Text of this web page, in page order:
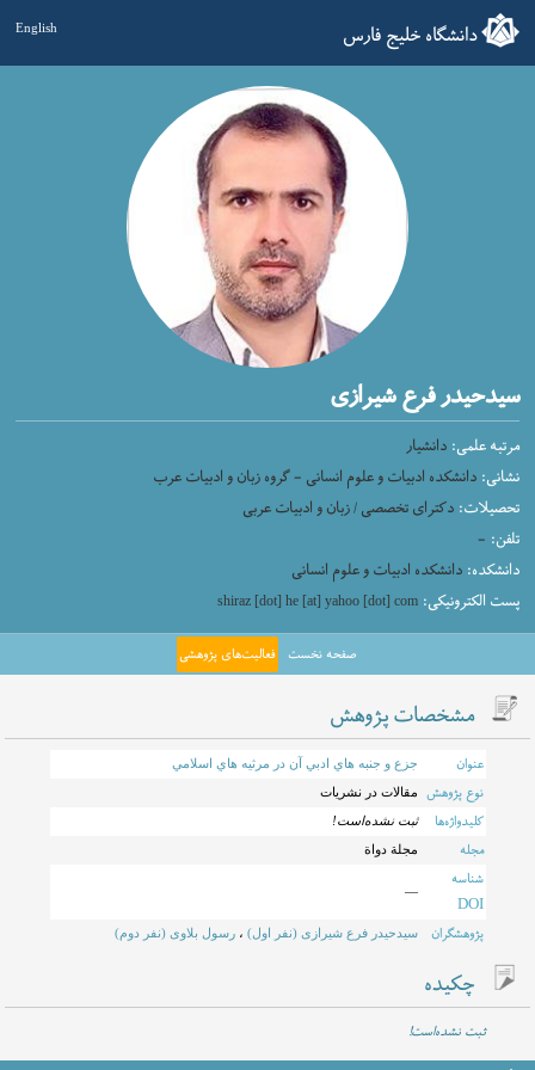
دانشگاه خلیج فارس English
سیدحیدر فرع شیرازی
مرتبه علمی: دانشیار
نشانی: دانشکده ادبیات و علوم انسانی - گروه زبان و ادبیات عرب
تحصیلات: دکترای تخصصی / زبان و ادبیات عربی
تلفن: -
دانشکده: دانشکده ادبیات و علوم انسانی
پست الکترونیکی: shiraz [dot] he [at] yahoo [dot] com
صفحه نخست فعالیت‌های پژوهشی
مشخصات پژوهش
عنوان جزع و جنبه هاي ادبي آن در مرثيه هاي اسلامي
نوع پژوهش مقالات در نشریات
کلیدواژه‌ها ثبت نشده‌است!
مجله مجلة دواة
شناسه
DOI
—
پژوهشگران سیدحیدر فرع شیرازی (نفر اول) ،رسول بلاوی (نفر دوم)
چکیده
ثبت نشده‌است!